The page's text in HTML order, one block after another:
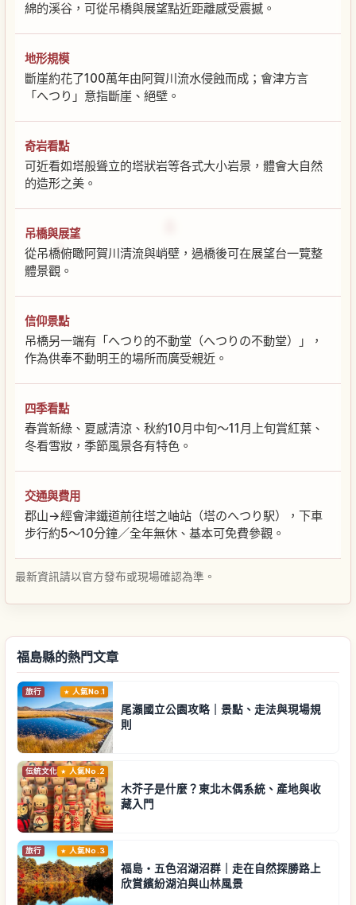
綿的溪谷，可從吊橋與展望點近距離感受震撼。
地形規模
斷崖約花了100萬年由阿賀川流水侵蝕而成；會津方言
「へつり」意指斷崖、絕壁。
奇岩看點
可近看如塔般聳立的塔狀岩等各式大小岩景，體會大自然
的造形之美。
吊橋與展望
從吊橋俯瞰阿賀川清流與峭壁，過橋後可在展望台一覽整
體景觀。
信仰景點
吊橋另一端有「へつり的不動堂（へつりの不動堂）」，
作為供奉不動明王的場所而廣受親近。
四季看點
春賞新綠、夏感清涼、秋約10月中旬～11月上旬賞紅葉、
冬看雪妝，季節風景各有特色。
交通與費用
郡山→經會津鐵道前往塔之岫站（塔のへつり駅），下車
步行約5～10分鐘／全年無休、基本可免費參觀。
最新資訊請以官方發布或現場確認為準。
福島縣的熱門文章
旅行 人氣No.1
尾瀨國立公園攻略｜景點、走法與現場規
則
伝統文化 人氣No.2
木芥子是什麼？東北木偶系統、產地與收
藏入門
旅行 人氣No.3
福島・五色沼湖沼群｜走在自然探勝路上
欣賞繽紛湖泊與山林風景